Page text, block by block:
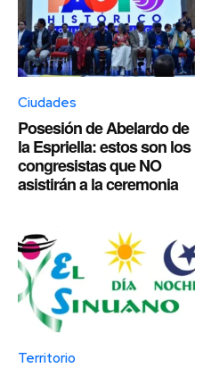
Ciudades
Posesión de Abelardo de
la Espriella: estos son los
congresistas que NO
asistirán a la ceremonia
Territorio